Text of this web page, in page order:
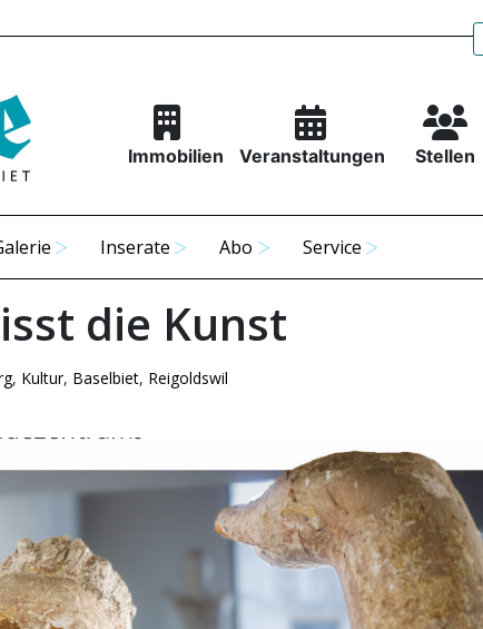
Immobilien Veranstaltungen Stellen
Inserate Abo Service
die Kunst
, Kultur, Baselbiet, Reigoldswil